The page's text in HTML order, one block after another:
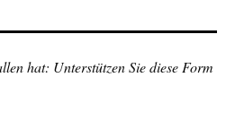
hat: Unterstützen Sie diese Form